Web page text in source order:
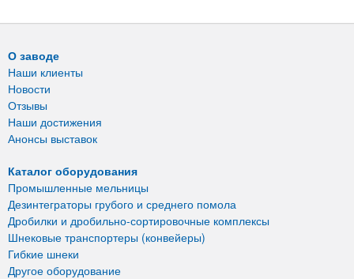
О заводе
Наши клиенты
Новости
Отзывы
Наши достижения
Анонсы выставок
Каталог оборудования
Промышленные мельницы
Дезинтеграторы грубого и среднего помола
Дробилки и дробильно-сортировочные комплексы
Шнековые транспортеры (конвейеры)
Гибкие шнеки
Другое оборудование